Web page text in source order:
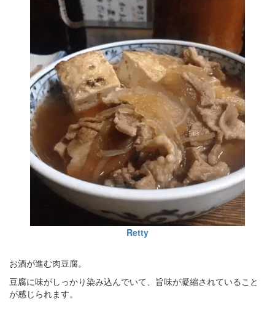
Retty
お酒が進む肉豆腐。
豆腐に味がしっかり染み込んでいて、旨味が凝縮されていること
が感じられます。